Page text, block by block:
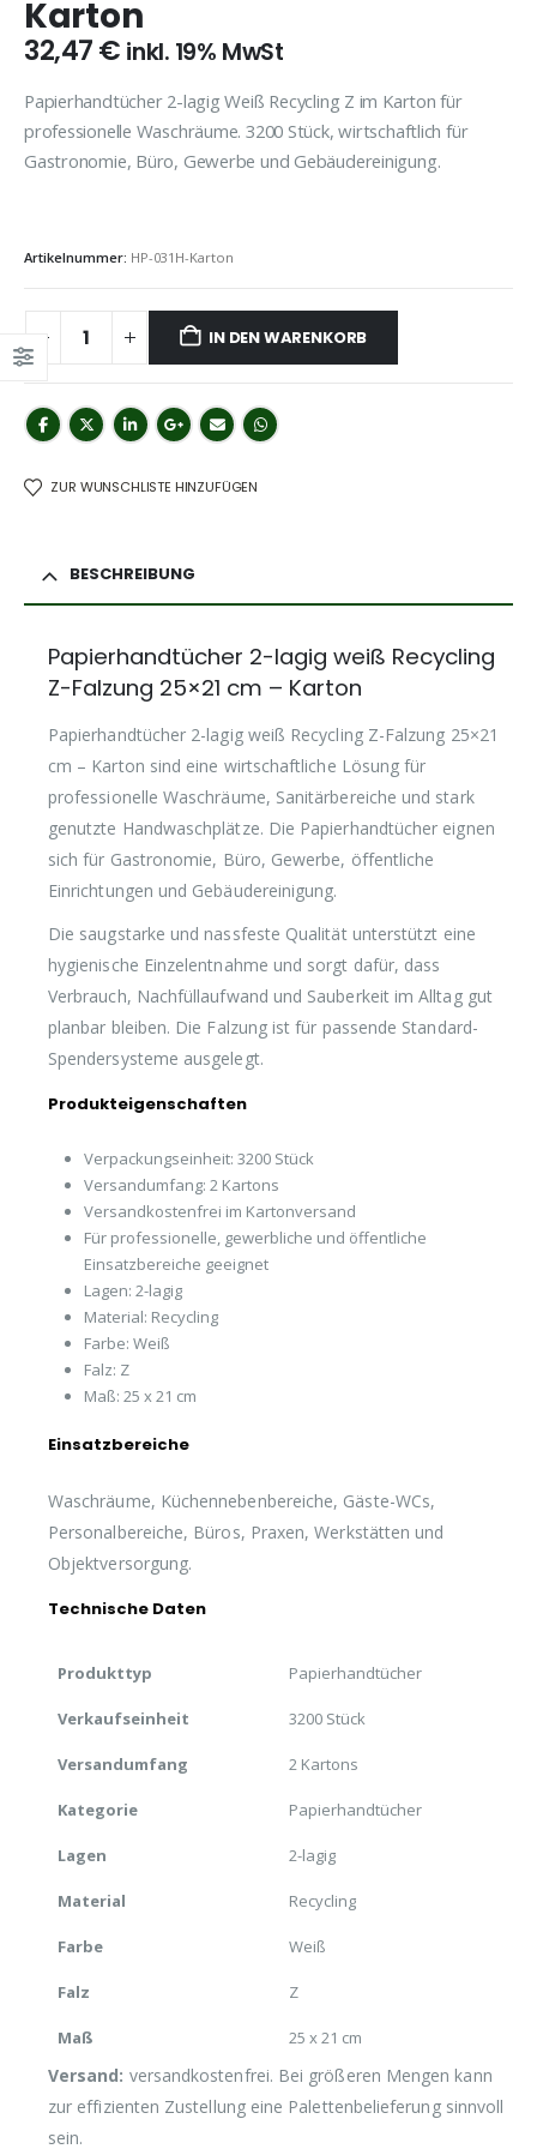
Karton
32,47€ inkl. 19% MwSt
Papierhandtücher 2-lagig Weiß Recycling Z im Karton für
professionelle Waschräume. 3200 Stück, wirtschaftlich für
Gastronomie, Büro, Gewerbe und Gebäudereinigung.
Artikelnummer: HP-031H-Karton
IN DEN WARENKORB
ZUR WUNSCHLISTE HINZUFÜGEN
BESCHREIBUNG
Papierhandtücher 2-lagig weiß Recycling
Z-Falzung 25×21 cm – Karton
Papierhandtücher 2-lagig weiß Recycling Z-Falzung 25×21
cm – Karton sind eine wirtschaftliche Lösung für
professionelle Waschräume, Sanitärbereiche und stark
genutzte Handwaschplätze. Die Papierhandtücher eignen
sich für Gastronomie, Büro, Gewerbe, öffentliche
Einrichtungen und Gebäudereinigung.
Die saugstarke und nassfeste Qualität unterstützt eine
hygienische Einzelentnahme und sorgt dafür, dass
Verbrauch, Nachfüllaufwand und Sauberkeit im Alltag gut
planbar bleiben. Die Falzung ist für passende Standard-
Spendersysteme ausgelegt.
Produkteigenschaften
Verpackungseinheit: 3200 Stück
Versandumfang: 2 Kartons
Versandkostenfrei im Kartonversand
Für professionelle, gewerbliche und öffentliche
Einsatzbereiche geeignet
Lagen: 2-lagig
Material: Recycling
Farbe: Weiß
Falz: Z
Maß: 25 x 21 cm
Einsatzbereiche
Waschräume, Küchennebenbereiche, Gäste-WCs,
Personalbereiche, Büros, Praxen, Werkstätten und
Objektversorgung.
Technische Daten
Produkttyp Papierhandtücher
Verkaufseinheit 3200 Stück
Versandumfang 2 Kartons
Kategorie Papierhandtücher
Lagen 2-lagig
Material Recycling
Farbe Weiß
Falz Z
Maß 25 x 21 cm
Versand: versandkostenfrei. Bei größeren Mengen kann
zur effizienten Zustellung eine Palettenbelieferung sinnvoll
sein.